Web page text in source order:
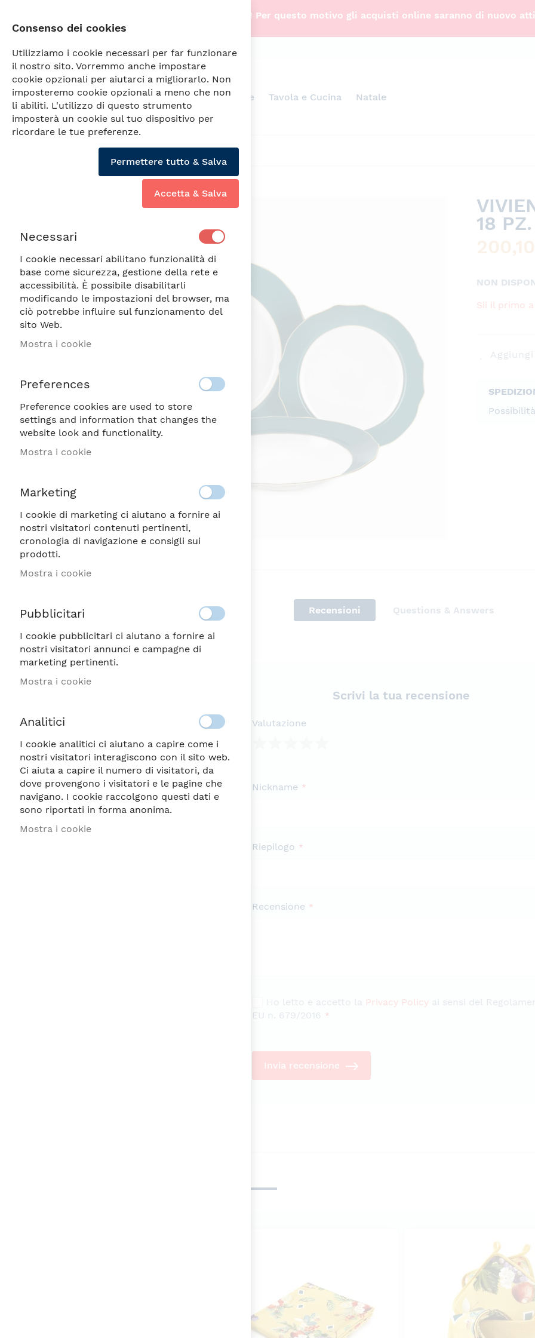
Stiamo traslocando nella nostra nuova sede! Per questo motivo gli acquisti online saranno di nuovo
info@fade.sm SPEDIZIONI SEMPRE GRATUITE
Arredamento Illuminazione Tavola e Cucina Natale
VIVIENNE OTTANIO SET TAVOLA 18 PZ.
18 PZ.
NON
Sii il primo
della
galleria
di
immagini
Vai
all'inizio
della
immagini
Recensioni
Scrivi la tua recensione
Valutazione
Nickname
Riepilogo
Recensione
Ho letto e accetto la Privacy Policyai sensi del
EU n. 679/2016
Invia recensione
Questions & Answers
Consenso dei cookies
Utilizziamo i cookie necessari per far funzionare
il nostro sito. Vorremmo anche impostare
cookie opzionali per aiutarci a migliorarlo. Non
imposteremo cookie opzionali a meno che non
li abiliti. L'utilizzo di questo strumento
imposterà un cookie sul tuo dispositivo per
ricordare le tue preferenze.
Permettere tutto & Salva
Accetta & Salva
Necessari
I cookie necessari abilitano funzionalità di
base come sicurezza, gestione della rete e
accessibilità. È possibile disabilitarli
modificando le impostazioni del browser, ma
ciò potrebbe influire sul funzionamento del
sito Web.
Mostra i cookie
Preferences
Preference cookies are used to store
settings and information that changes the
website look and functionality.
Mostra i cookie
Marketing
I cookie di marketing ci aiutano a fornire ai
nostri visitatori contenuti pertinenti,
cronologia di navigazione e consigli sui
prodotti.
Mostra i cookie
Pubblicitari
I cookie pubblicitari ci aiutano a fornire ai
nostri visitatori annunci e campagne di
marketing pertinenti.
Mostra i cookie
Analitici
I cookie analitici ci aiutano a capire come i
nostri visitatori interagiscono con il sito web.
Ci aiuta a capire il numero di visitatori, da
dove provengono i visitatori e le pagine che
navigano. I cookie raccolgono questi dati e
sono riportati in forma anonima.
Mostra i cookie